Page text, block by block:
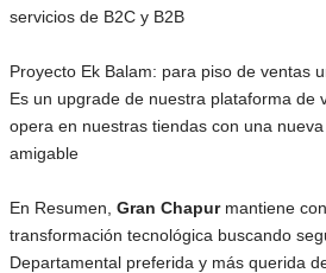
servicios de B2C y B2B
Proyecto Ek Balam: para piso de ventas
Es un upgrade de nuestra plataforma de
opera en nuestras tiendas con una
amigable
En Resumen, Gran Chapurmantiene
transformación tecnológica buscando
Departamental preferida y más querida